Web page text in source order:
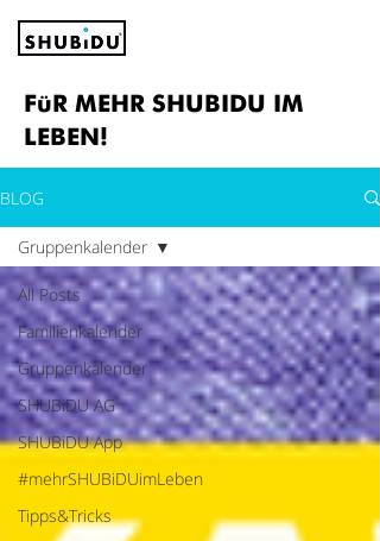
FüR MEHR SHUBIDU IM
LEBEN!
BLOG
All Posts
Familienkalender
Gruppenkalender
SHUBiDU AG
SHUBiDU App
#mehrSHUBiDUimLeben
Tipps&Tricks
Gruppenkalender